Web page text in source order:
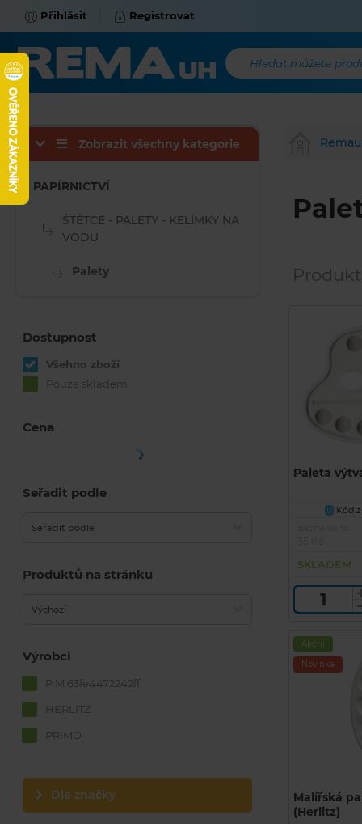
Přihlásit Registrovat
Hledat můžete
Paleta
U Kód
SKLADEM
Akční
Novinka
Malířská
(Herlitz)
Zobrazit všechny kategorie
PAPÍRNICTVÍ
ŠTĚTCE - PALETY - KELÍMKY NA
VODU
Palety
Dostupnost
Všehno zboží
Pouze skladem
Cena
Seřadit podle
Seřadit podle
Produktů na stránku
Výchozí
Výrobci
P M 63fe4472242ff
HERLITZ
PRIMO
Dle značky